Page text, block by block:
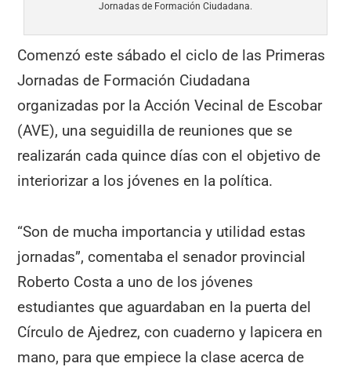
Jornadas de Formación Ciudadana.
Comenzó este sábado el ciclo de las Primeras
Jornadas de Formación Ciudadana
organizadas por la Acción Vecinal de Escobar
(AVE), una seguidilla de reuniones que se
realizarán cada quince días con el objetivo de
interiorizar a los jóvenes en la política.
“Son de mucha importancia y utilidad estas
jornadas”, comentaba el senador provincial
Roberto Costa a uno de los jóvenes
estudiantes que aguardaban en la puerta del
Círculo de Ajedrez, con cuaderno y lapicera en
mano, para que empiece la clase acerca de